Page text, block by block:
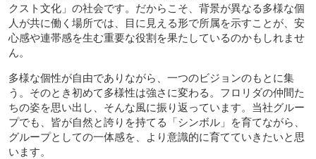
クスト文化」の社会です。だからこそ、背景が異なる多様な個
人が共に働く場所では、目に見える形で所属を示すことが、安
心感や連帯感を生む重要な役割を果たしているのかもしれませ
ん。
多様な個性が自由でありながら、一つのビジョンのもとに集
う。そのとき初めて多様性は強さに変わる。フロリダの仲間た
ちの姿を思い出し、そんな風に振り返っています。当社グルー
プでも、皆が自然と誇りを持てる「シンボル」を育てながら、
グループとしての一体感を、より意識的に育てていきたいと思
います。